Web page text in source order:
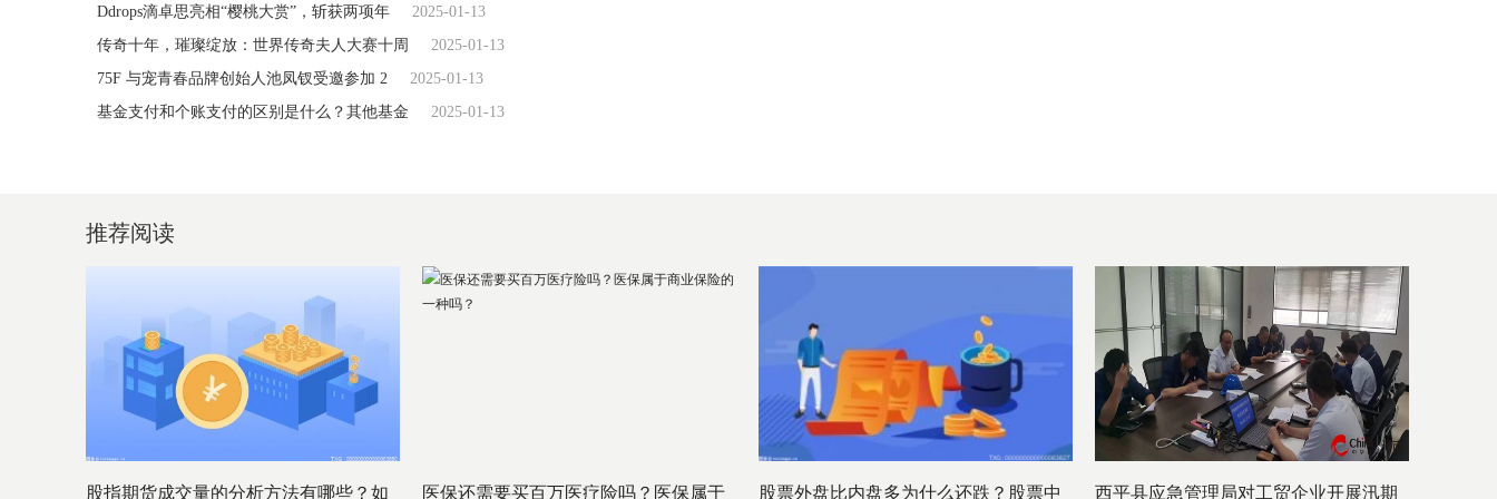
Ddrops滴卓思亮相“樱桃大赏”，斩获两项年
2025-01-13
传奇十年，璀璨绽放：世界传奇夫人大赛十周
2025-01-13
75F 与宠青春品牌创始人池凤钗受邀参加 2
2025-01-13
基金支付和个账支付的区别是什么？其他基金
2025-01-13
推荐阅读
股指期货成交量的分析方法有哪些？如 医保还需要买百万医疗险吗？医保属于 股票外盘比内盘多为什么还跌？股票中 ​西平县应急管理局对工贸企业开展汛期